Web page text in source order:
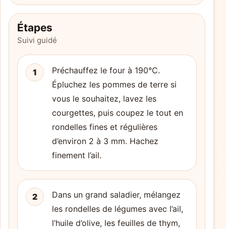
Étapes
Suivi guidé
1
Préchauffez le four à 190°C.
Épluchez les pommes de terre si
vous le souhaitez, lavez les
courgettes, puis coupez le tout en
rondelles fines et régulières
d’environ 2 à 3 mm. Hachez
finement l’ail.
2
Dans un grand saladier, mélangez
les rondelles de légumes avec l’ail,
l’huile d’olive, les feuilles de thym,